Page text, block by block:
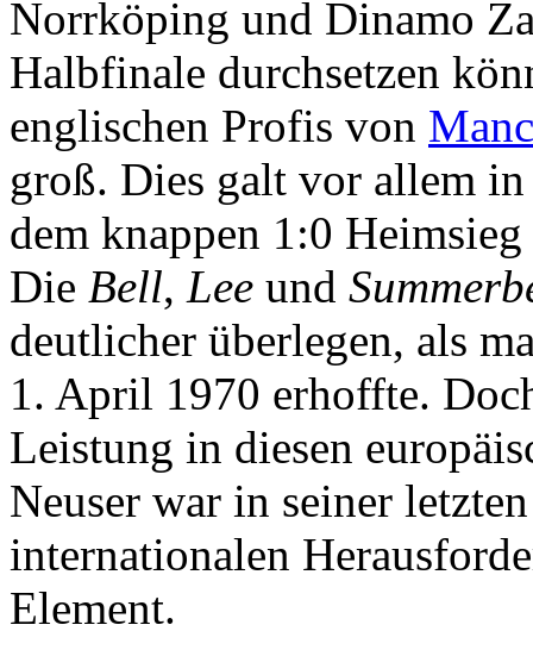
Norrköping und Dinamo
Halbfinale durchsetzen
englischen Profis von
groß. Dies galt vor allem
dem knappen 1:0
Die Bell, Lee und
deutlicher überlegen, als
1. April 1970 erhoffte.
Leistung in diesen
Neuser war in seiner
internationalen
Element.